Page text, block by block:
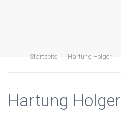
Startseite Hartung Holger
Hartung Holger